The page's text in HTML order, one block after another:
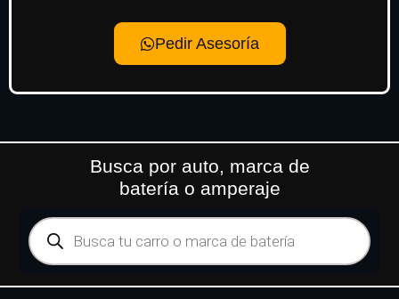
Pedir Asesoría
Busca por auto, marca de
batería o amperaje